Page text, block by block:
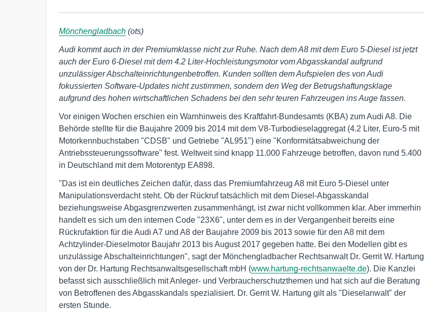
Mönchengladbach (ots)
Audi kommt auch in der Premiumklasse nicht zur Ruhe. Nach dem A8 mit dem Euro 5-Diesel ist jetzt
auch der Euro 6-Diesel mit dem 4.2 Liter-Hochleistungsmotor vom Abgasskandal aufgrund
unzulässiger Abschalteinrichtungenbetroffen. Kunden sollten dem Aufspielen des von Audi
fokussierten Software-Updates nicht zustimmen, sondern den Weg der Betrugshaftungsklage
aufgrund des hohen wirtschaftlichen Schadens bei den sehr teuren Fahrzeugen ins Auge fassen.
Vor einigen Wochen erschien ein Warnhinweis des Kraftfahrt-Bundesamts (KBA) zum Audi A8. Die
Behörde stellte für die Baujahre 2009 bis 2014 mit dem V8-Turbodieselaggregat (4.2 Liter, Euro-5 mit
Motorkennbuchstaben "CDSB" und Getriebe "AL951") eine "Konformitätsabweichung der
Antriebssteuerungssoftware" fest. Weltweit sind knapp 11.000 Fahrzeuge betroffen, davon rund 5.400
in Deutschland mit dem Motorentyp EA898.
"Das ist ein deutliches Zeichen dafür, dass das Premiumfahrzeug A8 mit Euro 5-Diesel unter
Manipulationsverdacht steht. Ob der Rückruf tatsächlich mit dem Diesel-Abgasskandal
beziehungsweise Abgasgrenzwerten zusammenhängt, ist zwar nicht vollkommen klar. Aber immerhin
handelt es sich um den internen Code "23X6", unter dem es in der Vergangenheit bereits eine
Rückrufaktion für die Audi A7 und A8 der Baujahre 2009 bis 2013 sowie für den A8 mit dem
Achtzylinder-Dieselmotor Baujahr 2013 bis August 2017 gegeben hatte. Bei den Modellen gibt es
unzulässige Abschalteinrichtungen", sagt der Mönchengladbacher Rechtsanwalt Dr. Gerrit W. Hartung
von der Dr. Hartung Rechtsanwaltsgesellschaft mbH (www.hartung-rechtsanwaelte.de). Die Kanzlei
befasst sich ausschließlich mit Anleger- und Verbraucherschutzthemen und hat sich auf die Beratung
von Betroffenen des Abgasskandals spezialisiert. Dr. Gerrit W. Hartung gilt als "Dieselanwalt" der
ersten Stunde.